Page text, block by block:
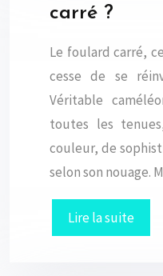
carré ?
Le foulard carré,
cesse de se
Véritable
toutes les
couleur, de
selon son nouage.
Lire la suite